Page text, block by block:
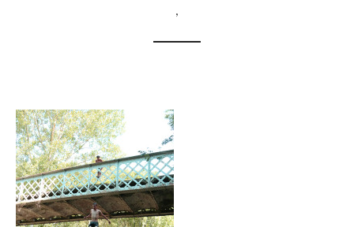
,